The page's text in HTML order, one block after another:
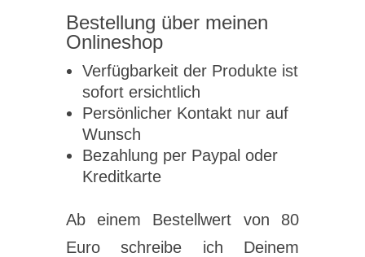
Bestellung über meinen
Onlineshop
Verfügbarkeit der Produkte ist
sofort ersichtlich
Persönlicher Kontakt nur auf
Wunsch
Bezahlung per Paypal oder
Kreditkarte
Ab einem Bestellwert von 80
Euro schreibe ich Deinem